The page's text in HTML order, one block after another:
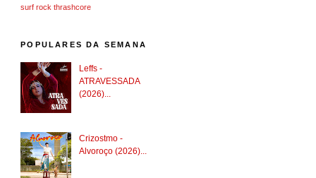
surf rock thrashcore
POPULARES DA SEMANA
Leffs -
ATRAVESSADA
(2026)...
Crizostmo -
Alvoroço (2026)...